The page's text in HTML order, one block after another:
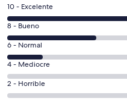
29
comentarios
de
un
total
de
57
con
10 - Excelente
20
comentarios
de
un
total
de
8 - Bueno
8
comentarios
de
un
total
6 - Normal
0
comentarios
de
4 - Mediocre
0
comentarios
2 - Horrible